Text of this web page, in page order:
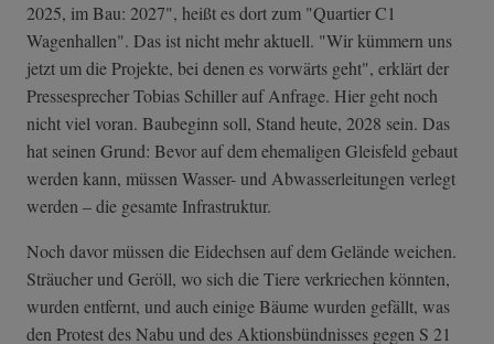
2025, im Bau: 2027", heißt es dort zum "Quartier C1
Wagenhallen". Das ist nicht mehr aktuell. "Wir kümmern uns
jetzt um die Projekte, bei denen es vorwärts geht", erklärt der
Pressesprecher Tobias Schiller auf Anfrage. Hier geht noch
nicht viel voran. Baubeginn soll, Stand heute, 2028 sein. Das
hat seinen Grund: Bevor auf dem ehemaligen Gleisfeld gebaut
werden kann, müssen Wasser- und Abwasserleitungen verlegt
werden – die gesamte Infrastruktur.
Noch davor müssen die Eidechsen auf dem Gelände weichen.
Sträucher und Geröll, wo sich die Tiere verkriechen könnten,
wurden entfernt, und auch einige Bäume wurden gefällt, was
den Protest des Nabu und des Aktionsbündnisses gegen S 21